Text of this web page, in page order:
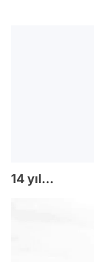
14 yıl...